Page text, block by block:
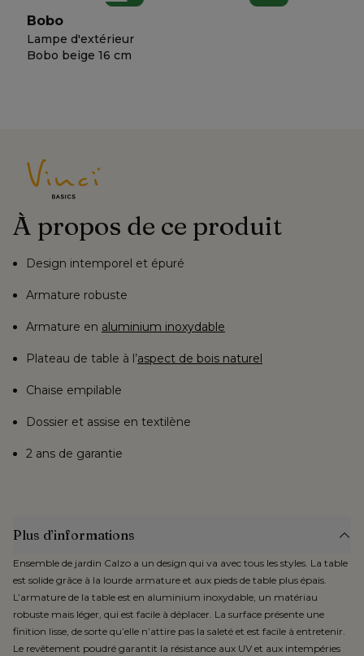
Bobo
Lampe d'extérieur
Bobo beige 16 cm
À propos de ce produit
Design intemporel et épuré
Armature robuste
Armature en aluminium inoxydable
Plateau de table à l’aspect de bois naturel
Chaise empilable
Dossier et assise en textilène
2 ans de garantie
Plus d’informations
Ensemble de jardin Calzo a un design qui va avec tous les styles. La table
est solide grâce à la lourde armature et aux pieds de table plus épais.
L’armature de la table est en aluminium inoxydable, un matériau
robuste mais léger, qui est facile à déplacer. La surface présente une
finition lisse, de sorte qu’elle n’attire pas la saleté et est facile à entretenir.
Le revêtement poudré garantit la résistance aux UV et aux intempéries